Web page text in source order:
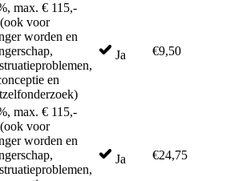
max. € 115,-
voor
worden en
en
Ja €9,50
max. € 115,-
voor
worden en
Ja €24,75